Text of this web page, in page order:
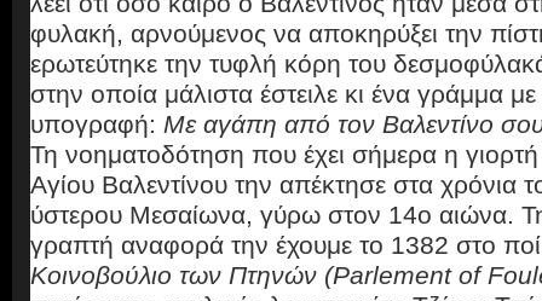
φυλακή, αρνούμενος να αποκηρύξει την
ερωτεύτηκε την τυφλή κόρη του
στην οποία μάλιστα έστειλε κι ένα γράμμα με
υπογραφή: Με αγάπη από τον Βαλεντίνο
Τη νοηματοδότηση που έχει σήμερα η
Αγίου Βαλεντίνου την απέκτησε στα χρόνια
ύστερου Μεσαίωνα, γύρω στον 14ο αιώνα.
γραπτή αναφορά την έχουμε το 1382 στο
Κοινοβούλιο των Πτηνών (Parlement of